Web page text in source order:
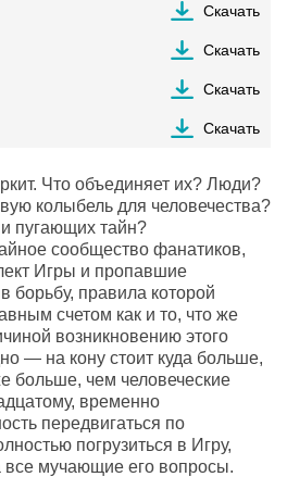
Скачать
Скачать
Скачать
Скачать
Что объединяет их? Люди?
колыбель для человечества?
пугающих тайн?
сообщество фанатиков,
Игры и пропавшие
борьбу, правила которой
счетом как и то, что же
возникновению этого
— на кону стоит куда больше,
больше, чем человеческие
временно
передвигаться по
погрузиться в Игру,
все мучающие его вопросы.